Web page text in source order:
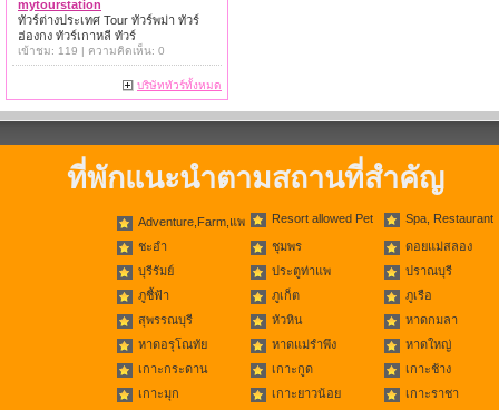
mytourstation
ทัวร์ต่างประเทศ Tour ทัวร์พม่า ทัวร์
ฮ่องกง ทัวร์เกาหลี ทัวร์
เข้าชม: 119 | ความคิดเห็น: 0
บริษัททัวร์ทั้งหมด
ที่พักแนะนำตามสถานที่สำคัญ
Adventure,Farm,แพ Resort allowed Pet Spa, Restaurant
ชะอำ ชุมพร
ดอยแม่สลอง
บุรีรัมย์
ประตูท่าแพ
ปราณบุรี
ภูชี้ฟ้า
ภูเก็ต
ภูเรือ
สุพรรณบุรี
หัวหิน
หาดกมลา
หาดอรุโณทัย
หาดแม่รำพึง
หาดใหญ่
เกาะกระดาน
เกาะกูด
เกาะช้าง
เกาะมุก
เกาะยาวน้อย
เกาะราชา